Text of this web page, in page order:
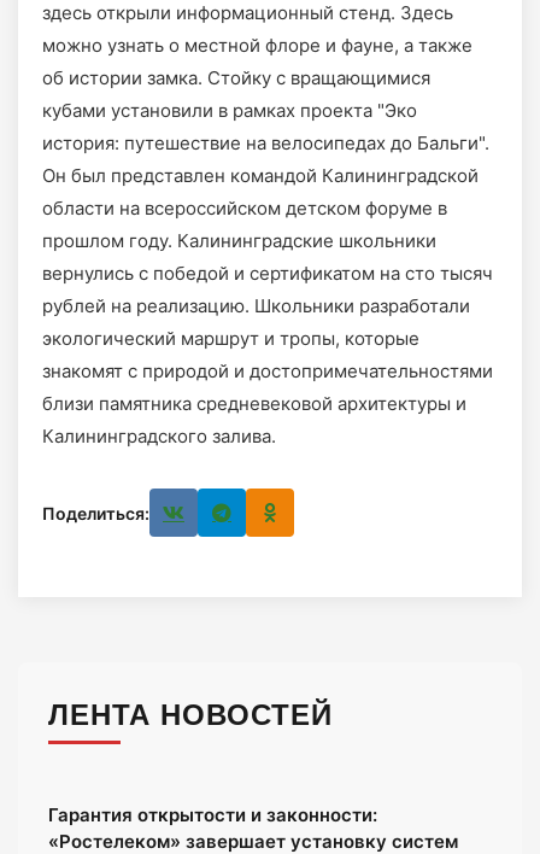
здесь открыли информационный стенд. Здесь
можно узнать о местной флоре и фауне, а также
об истории замка. Стойку с вращающимися
кубами установили в рамках проекта "Эко
история: путешествие на велосипедах до Бальги".
Он был представлен командой Калининградской
области на всероссийском детском форуме в
прошлом году. Калининградские школьники
вернулись с победой и сертификатом на сто тысяч
рублей на реализацию. Школьники разработали
экологический маршрут и тропы, которые
знакомят с природой и достопримечательностями
близи памятника средневековой архитектуры и
Калининградского залива.
Поделиться:
ЛЕНТА НОВОСТЕЙ
Гарантия открытости и законности:
«Ростелеком» завершает установку систем